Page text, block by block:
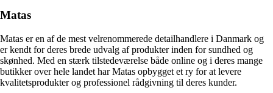
Matas
Matas er en af ​​de mest velrenommerede detailhandlere i Danmark og
er kendt for deres brede udvalg af produkter inden for sundhed og
skønhed. Med en stærk tilstedeværelse både online og i deres mange
butikker over hele landet har Matas opbygget et ry for at levere
kvalitetsprodukter og professionel rådgivning til deres kunder.